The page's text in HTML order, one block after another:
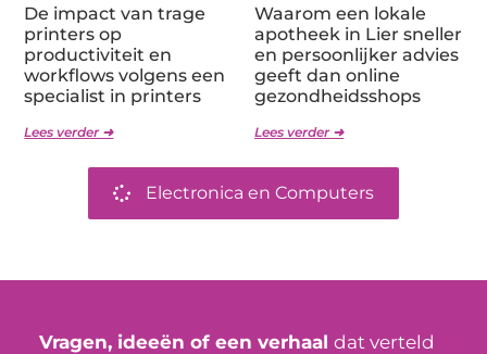
De impact van trage
printers op
productiviteit en
workflows volgens een
specialist in printers
Lees verder ➜
Waarom een lokale
apotheek in Lier sneller
en persoonlijker advies
geeft dan online
gezondheidsshops
Lees verder ➜
Electronica en Computers
Vragen, ideeën of een verhaal dat verteld